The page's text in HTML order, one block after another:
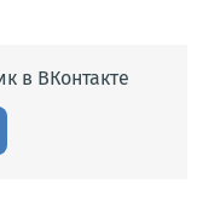
в ВКонтакте